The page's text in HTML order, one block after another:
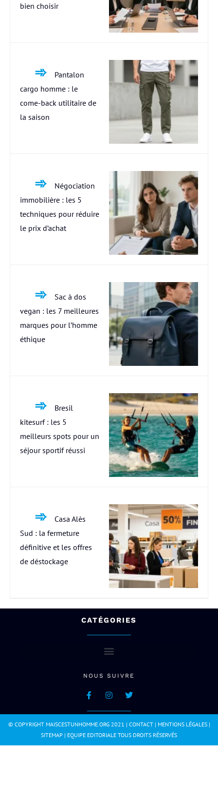
bien choisir
Pantalon
cargo homme : le
come-back utilitaire de
la saison
Négociation
immobilière : les 5
techniques pour réduire
le prix d’achat
Sac à dos
vegan : les 7 meilleures
marques pour l’homme
éthique
Bresil
kitesurf : les 5
meilleurs spots pour un
séjour sportif réussi
Casa Alès
Sud : la fermeture
définitive et les offres
de déstockage
CATÉGORIES
NOUS SUIVRE
© COPYRIGHT MAISCESTUNHOMME.ORG 2021 | CONTACT| MENTIONS LÉGALES|
SITEMAP | EQUIPE EDITORIALE TOUS DROITS RÉSERVÉS